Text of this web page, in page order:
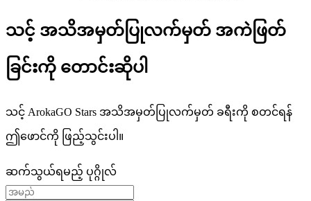
သင့် အသိအမှတ်ပြုလက်မှတ် အကဲဖြတ်
ခြင်းကို တောင်းဆိုပါ
သင့် ArokaGO Stars အသိအမှတ်ပြုလက်မှတ် ခရီးကို စတင်ရန်
ဤဖောင်ကို ဖြည့်သွင်းပါ။
ဆက်သွယ်ရမည့် ပုဂ္ဂိုလ်